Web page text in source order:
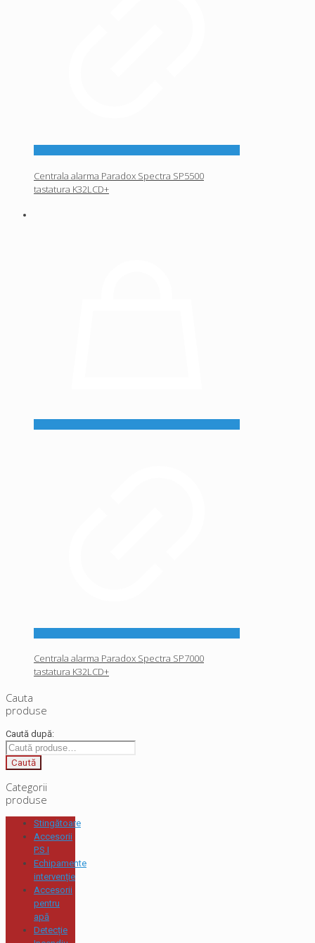
Centrala alarma Paradox Spectra SP5500
tastatura K32LCD+
Centrala alarma Paradox Spectra SP7000
tastatura K32LCD+
Cauta
produse
Caută după:
Caută
Categorii
produse
Stingătoare
Accesorii
P.S.I
Echipamente
intervenție
Accesorii
pentru
apă
Detecție